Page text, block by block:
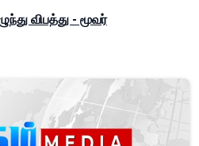
விபத்து - மூவர்